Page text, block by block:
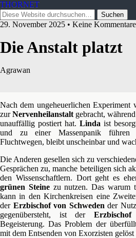
THORNET
29. November 2025 • Keine Kommentare
Die Anstalt platzt
Agrawan
Nach dem ungeheuerlichen
zurNervenheilanstalt gebracht, während
unauffällig postiert hat. Linda ist
und zu einer Massenpanik führen
Fluchtwegen, bleibt unscheinbar und
Die Anderen gesellen sich zu
Gesprächen zu, manche beteiligen sich
den Wissenschaftlern. Dort geht es
grünen Steinezu nutzen. Das warum
kann in den Kirchenkreisen eine
der Erzbischof von Schweden der
gegenübersteht, ist der
Begeisterung. Das Problem der
mit dem Entsenden von Exorzisten gelöst